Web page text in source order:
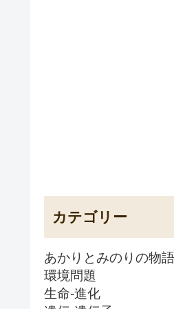
カテゴリー
あかりとみのりの物語
環境問題
生命-進化